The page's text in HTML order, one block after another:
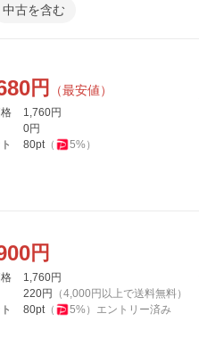
中古を含む
円 （最安値）
1,760円
0円
80pt（ 5%）
円
1,760円
220円 （4,000 円以上で送料無料）
80pt（ 5%） エントリー済み